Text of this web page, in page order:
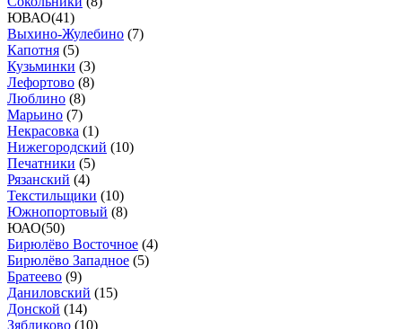
ЮВАО(41)
Выхино-Жулебино (7)
Капотня (5)
Кузьминки (3)
Лефортово (8)
Люблино (8)
Марьино (7)
Некрасовка (1)
Нижегородский (10)
Печатники (5)
Рязанский (4)
Текстильщики (10)
Южнопортовый (8)
ЮАО(50)
Бирюлёво Восточное (4)
Бирюлёво Западное (5)
Братеево (9)
Даниловский (15)
Донской (14)
Зябликово (10)